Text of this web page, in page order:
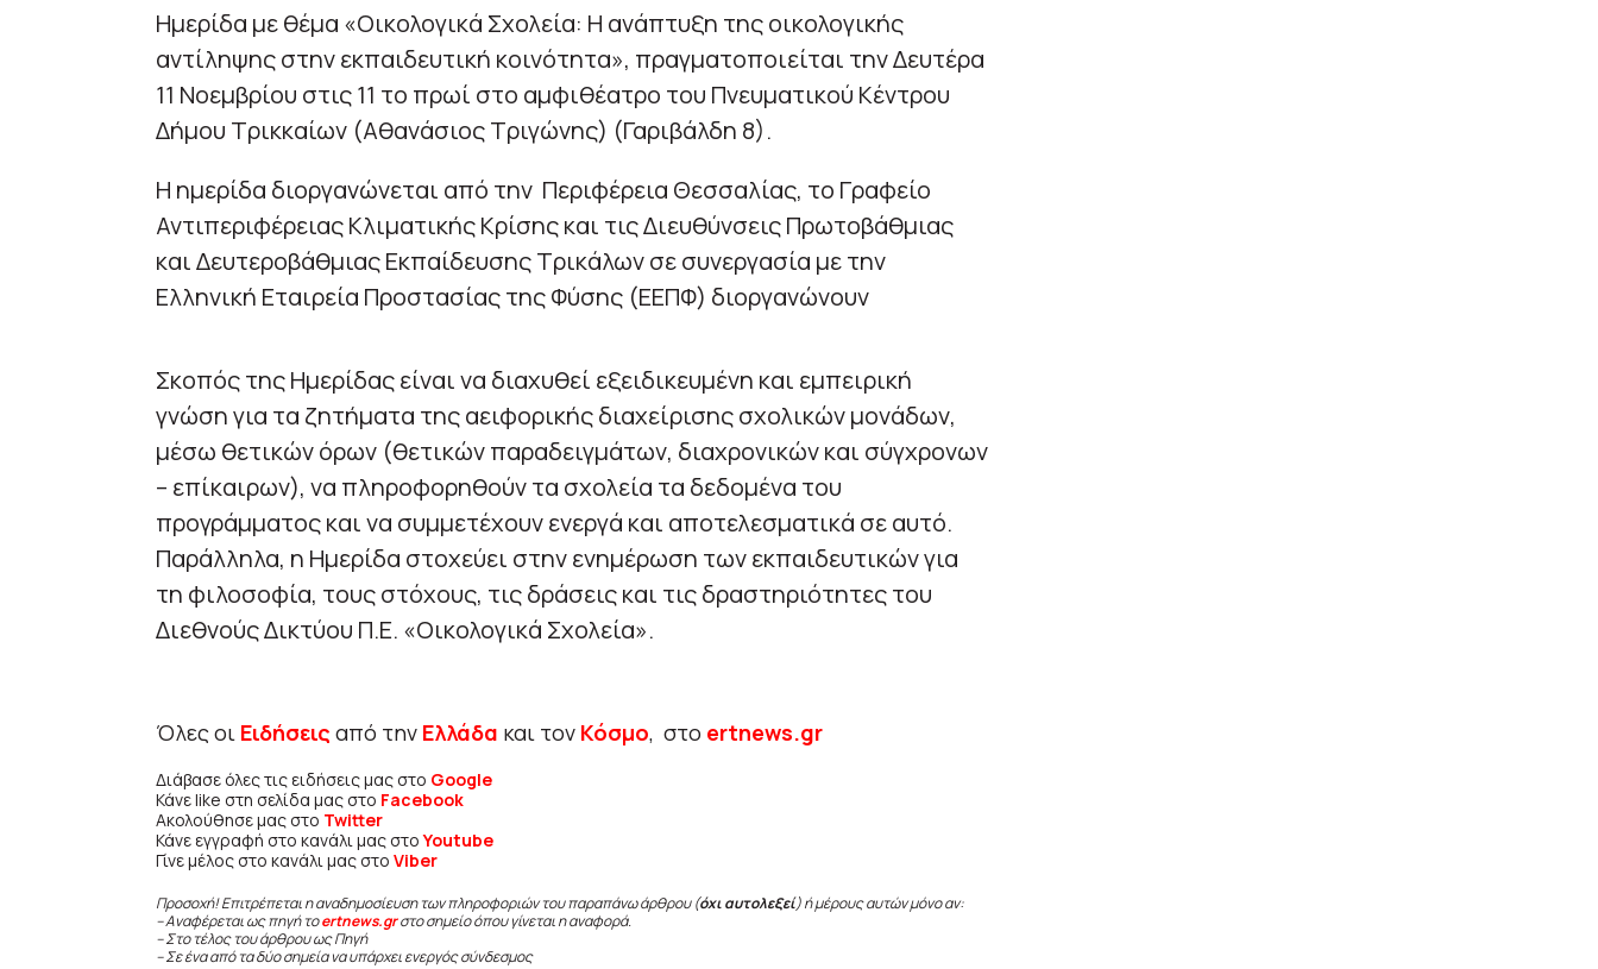
Ημερίδα με θέμα «Οικολογικά Σχολεία: Η ανάπτυξη της οικολογικής
αντίληψης στην εκπαιδευτική κοινότητα», πραγματοποιείται την Δευτέρα
11 Νοεμβρίου στις 11 το πρωί στο αμφιθέατρο του Πνευματικού Κέντρου
Δήμου Τρικκαίων (Αθανάσιος Τριγώνης) (Γαριβάλδη 8).
Η ημερίδα διοργανώνεται από την Περιφέρεια Θεσσαλίας, το Γραφείο
Αντιπεριφέρειας Κλιματικής Κρίσης και τις Διευθύνσεις Πρωτοβάθμιας
και Δευτεροβάθμιας Εκπαίδευσης Τρικάλων σε συνεργασία με την
Ελληνική Εταιρεία Προστασίας της Φύσης (ΕΕΠΦ) διοργανώνουν
Σκοπός της Ημερίδας είναι να διαχυθεί εξειδικευμένη και εμπειρική
γνώση για τα ζητήματα της αειφορικής διαχείρισης σχολικών μονάδων,
μέσω θετικών όρων (θετικών παραδειγμάτων, διαχρονικών και σύγχρονων
– επίκαιρων), να πληροφορηθούν τα σχολεία τα δεδομένα του
προγράμματος και να συμμετέχουν ενεργά και αποτελεσματικά σε αυτό.
Παράλληλα, η Ημερίδα στοχεύει στην ενημέρωση των εκπαιδευτικών για
τη φιλοσοφία, τους στόχους, τις δράσεις και τις δραστηριότητες του
Διεθνούς Δικτύου Π.Ε. «Οικολογικά Σχολεία».
Όλες οι Ειδήσεις από την Ελλάδα και τον Κόσμο, στο ertnews.gr
Διάβασε όλες τις ειδήσεις μας στο Google
Κάνε like στη σελίδα μας στο Facebook
Ακολούθησε μας στο Twitter
Κάνε εγγραφή στο κανάλι μας στοYoutube
Γίνε μέλος στο κανάλι μας στο Viber
Προσοχή! Επιτρέπεται η αναδημοσίευση των πληροφοριών του παραπάνω άρθρου (όχι αυτολεξεί) ή μέρους αυτών μόνο αν:
– Αναφέρεται ως πηγή τοertnews.gr στο σημείο όπου γίνεται η αναφορά.
– Στο τέλος του άρθρου ως Πηγή
– Σε ένα από τα δύο σημεία να υπάρχει ενεργός σύνδεσμος